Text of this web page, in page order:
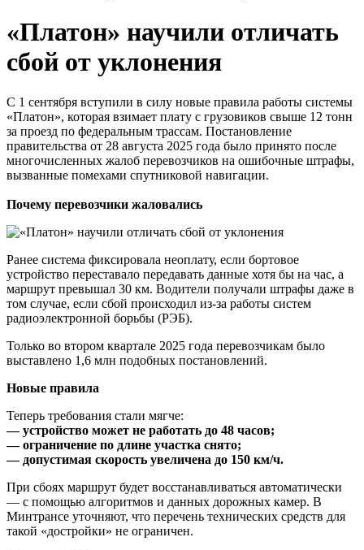
«Платон» научили отличать
сбой от уклонения
С 1 сентября вступили в силу новые правила работы системы
«Платон», которая взимает плату с грузовиков свыше 12 тонн
за проезд по федеральным трассам. Постановление
правительства от 28 августа 2025 года было принято после
многочисленных жалоб перевозчиков на ошибочные штрафы,
вызванные помехами спутниковой навигации.
Почему перевозчики жаловались
Ранее система фиксировала неоплату, если бортовое
устройство переставало передавать данные хотя бы на час, а
маршрут превышал 30 км. Водители получали штрафы даже в
том случае, если сбой происходил из-за работы систем
радиоэлектронной борьбы (РЭБ).
Только во втором квартале 2025 года перевозчикам было
выставлено 1,6 млн подобных постановлений.
Новые правила
Теперь требования стали мягче:
— устройство может не работать до 48 часов;
— ограничение по длине участка снято;
— допустимая скорость увеличена до 150 км/ч.
При сбоях маршрут будет восстанавливаться автоматически
— с помощью алгоритмов и данных дорожных камер. В
Минтрансе уточняют, что перечень технических средств для
такой «достройки» не ограничен.